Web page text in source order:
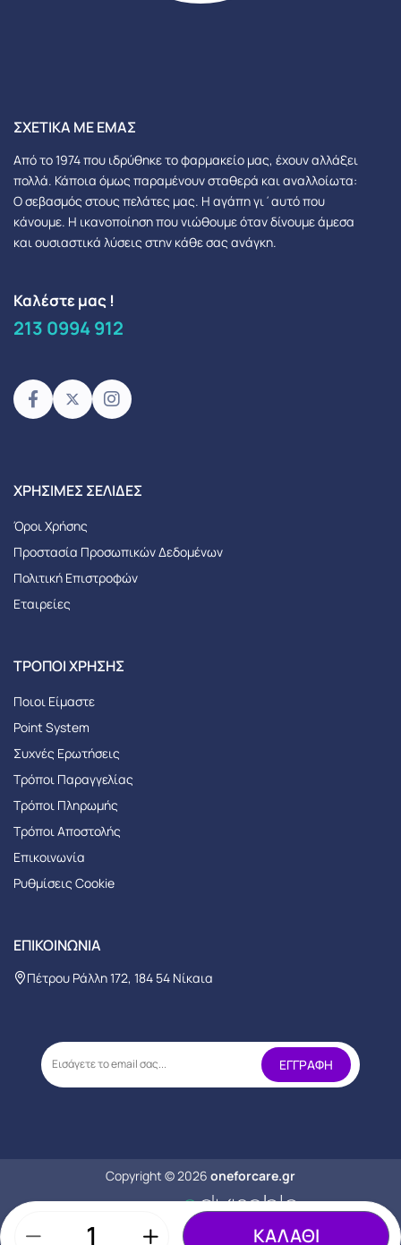
ΚΑΛΑΘΙ
ΣΧΕΤΙΚΆ ΜΕ ΕΜΆΣ
Από το 1974 που ιδρύθηκε το φαρμακείο μας, έχουν αλλάξει
πολλά. Κάποια όμως παραμένουν σταθερά και αναλλοίωτα:
Ο σεβασμός στους πελάτες μας. Η αγάπη γι΄αυτό που
κάνουμε. Η ικανοποίηση που νιώθουμε όταν δίνουμε άμεσα
και ουσιαστικά λύσεις στην κάθε σας ανάγκη.
Καλέστε μας !
213 0994 912
XΡΉΣΙΜΕΣ ΣΕΛΊΔΕΣ
Όροι Χρήσης
Προστασία Προσωπικών Δεδομένων
Πολιτική Επιστροφών
Εταιρείες
ΤΡΌΠΟΙ ΧΡΉΣΗΣ
Ποιοι Είμαστε
Point System
Συχνές Ερωτήσεις
Τρόποι Παραγγελίας
Tρόποι Πληρωμής
Τρόποι Αποστολής
Επικοινωνία
Ρυθμίσεις Cookie
ΕΠΙΚΟΙΝΩΝΊΑ
Πέτρου Ράλλη 172, 184 54 Νίκαια
Copyright © 2026 oneforcare.gr